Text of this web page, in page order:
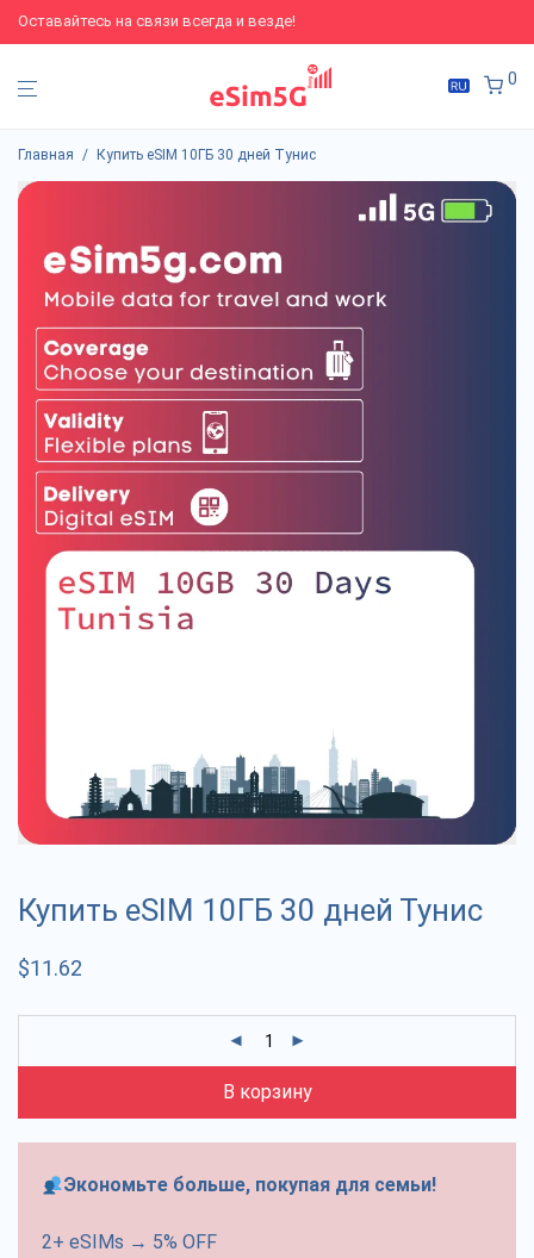
Оставайтесь на связи всегда и везде!
0
Главная / Купить eSIM 10ГБ 30 дней Тунис
Купить eSIM 10ГБ 30 дней Тунис
$11.62
В корзину
Экономьте больше, покупая для семьи!
2+ eSIMs → 5% OFF